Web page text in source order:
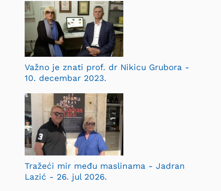
Važno je znati prof. dr Nikicu Grubora -
10. decembar 2023.
Tražeći mir među maslinama - Jadran
Lazić - 26. jul 2026.